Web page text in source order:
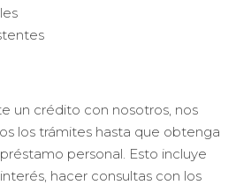
un crédito con nosotros, nos
los trámites hasta que obtenga
personal. Esto incluye
hacer consultas con los